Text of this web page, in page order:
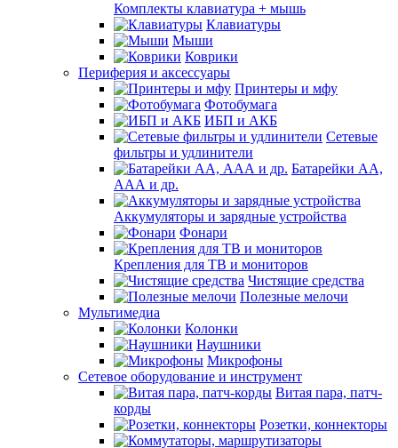
Комплекты клавиатура + мышь
Клавиатуры
Мыши
Коврики
Периферия и аксессуары
Принтеры и мфу
Фотобумага
ИБП и АКБ
Сетевые
фильтры и удлинители
Батарейки АА,
ААА и др.
Аккумуляторы и зарядные устройства
Фонари
Крепления для ТВ и мониторов
Чистящие средства
Полезные мелочи
Мультимедиа
Колонки
Наушники
Микрофоны
Сетевое оборудование и инструмент
Витая пара, патч-
корды
Розетки, коннекторы